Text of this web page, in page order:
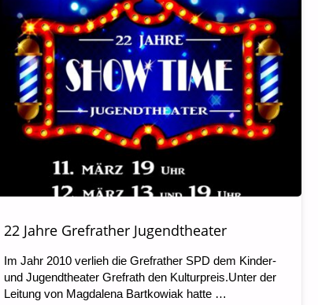
22 Jahre Grefrather Jugendtheater
Im Jahr 2010 verlieh die Grefrather SPD dem Kinder-
und Jugendtheater Grefrath den Kulturpreis.Unter der
Leitung von Magdalena Bartkowiak hatte …